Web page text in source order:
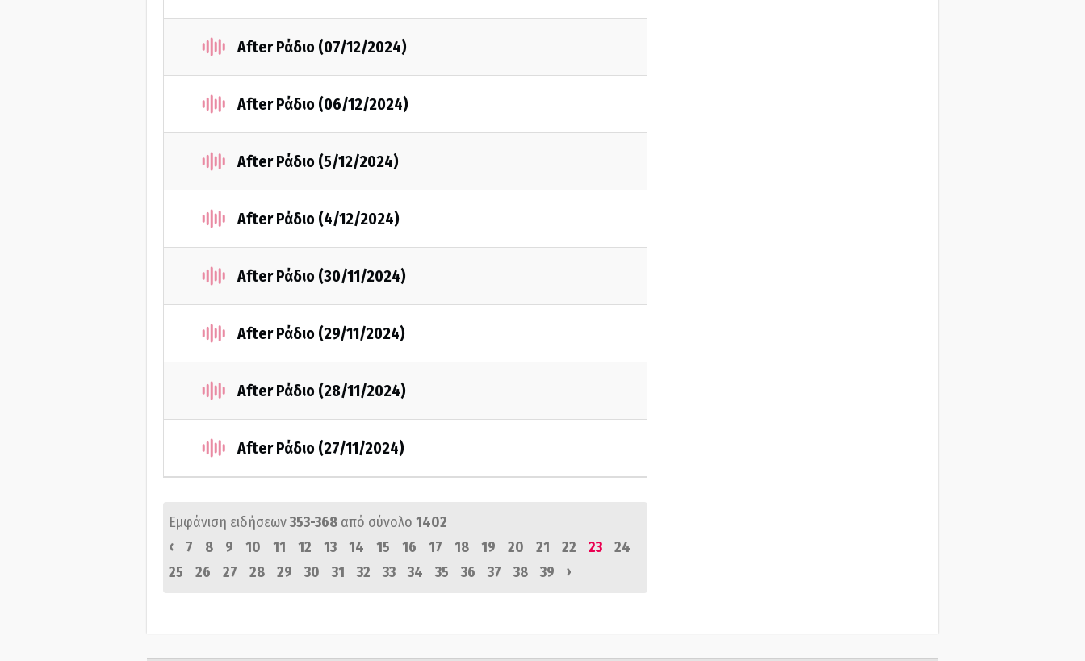
After Ράδιο (07/12/2024)
After Ράδιο (06/12/2024)
After Ράδιο (5/12/2024)
After Ράδιο (4/12/2024)
After Ράδιο (30/11/2024)
After Ράδιο (29/11/2024)
After Ράδιο (28/11/2024)
After Ράδιο (27/11/2024)
Εμφάνιση ειδήσεων353-368 από σύνολο 1402
‹
7 8 9 10 11 12 13 14 15 16 17 18 19 20 21 22 23
24
25
26 27 28 29 30 31 32 33 34 35 36 37 38 39 ›